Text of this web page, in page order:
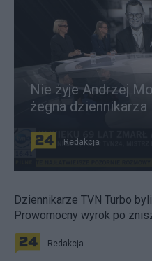
Nie żyje Andrzej
żegna dziennikarza
Redakcja
Dziennikarze TVN Turbo
Prowomocny wyrok po
Redakcja